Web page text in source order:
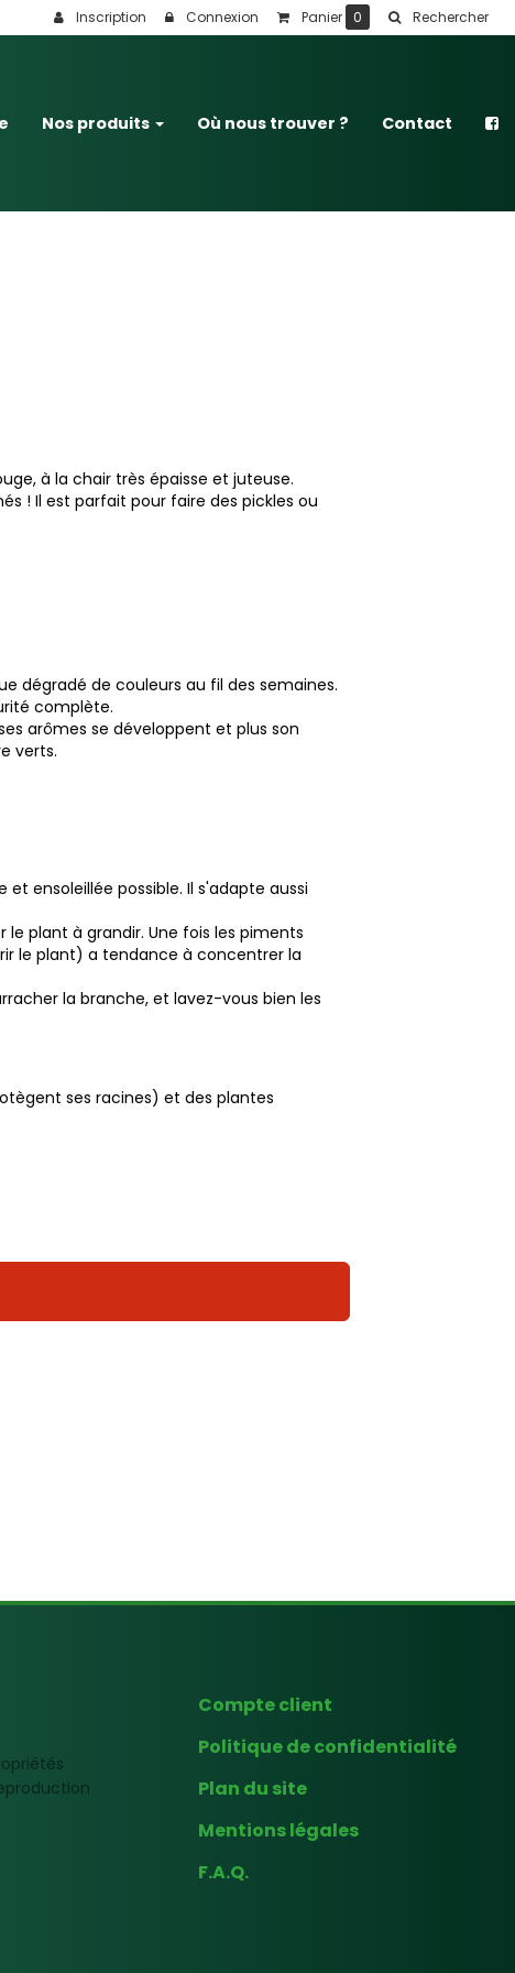
Nos produits Où nous trouver ? Contact
à la chair très épaisse et juteuse.
! Il est parfait pour faire des pickles ou
dégradé de couleurs au fil des semaines.
complète.
arômes se développent et plus son
verts.
ensoleillée possible. Il s'adapte aussi
plant à grandir. Une fois les piments
le plant) a tendance à concentrer la
la branche, et lavez-vous bien les
ses racines) et des plantes
Inscription Connexion Panier 0 Rechercher
Compte client
Politique de confidentialité
Plan du site
Mentions légales
F.A.Q.